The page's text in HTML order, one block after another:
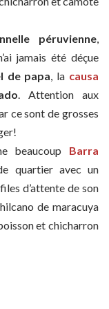
péruvienne,
jamais été déçue
de papa, la causa
. Attention aux
ce sont de grosses
beaucoup Barra
quartier avec un
d’attente de son
de maracuya
et chicharron